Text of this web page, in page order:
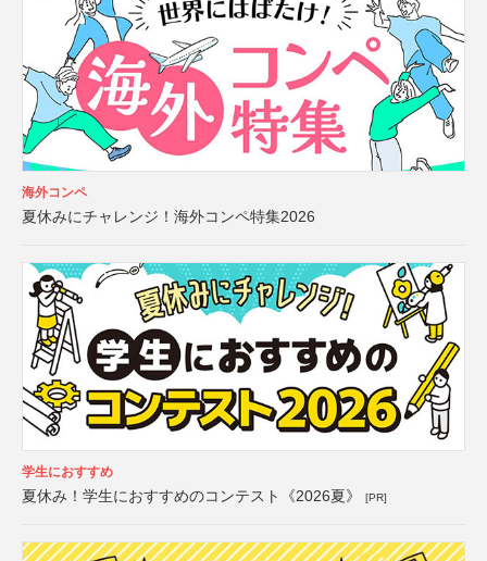
海外コンペ
夏休みにチャレンジ！海外コンペ特集2026
学生におすすめ
夏休み！学生におすすめのコンテスト《2026夏》 [PR]